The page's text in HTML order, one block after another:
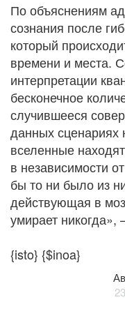
По объяснениям
сознания после
который
времени и места.
интерпретации
бесконечное
случившееся
данных сценариях
вселенные
в независимости
бы то ни было из
действующая в
умирает
{isto} {$inoa}